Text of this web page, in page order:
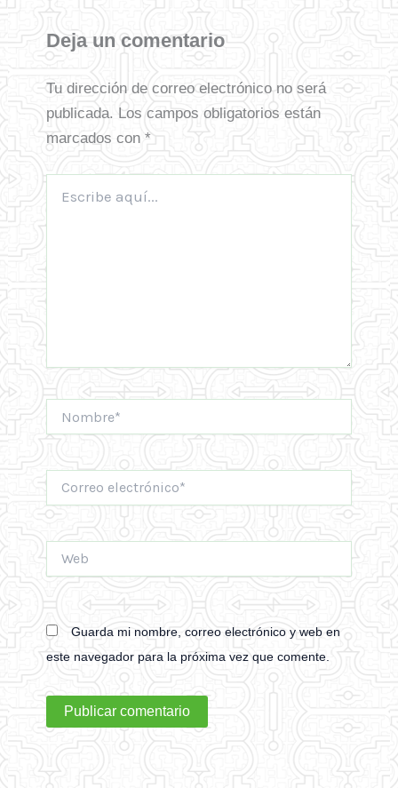
Deja un comentario
Tu dirección de correo electrónico no será
publicada. Los campos obligatorios están
marcados con *
aquí...
electrónico*
Guarda mi nombre, correo electrónico y web en
este navegador para la próxima vez que comente.